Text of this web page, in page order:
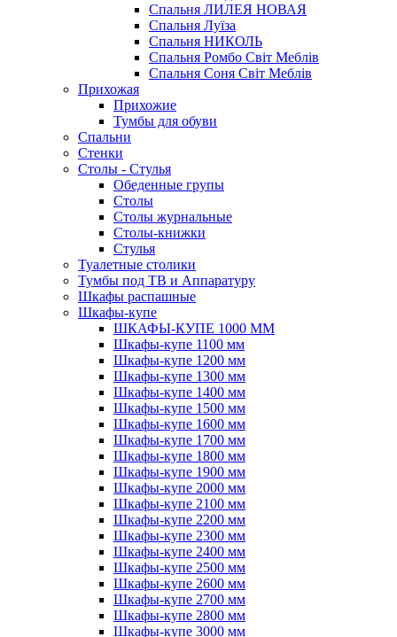
Спальня ЛИЛЕЯ НОВАЯ
Спальня Луїза
Спальня НИКОЛЬ
Спальня Ромбо Світ Меблів
Спальня Соня Світ Меблів
Прихожая
Прихожие
Тумбы для обуви
Спальни
Стенки
Столы - Стулья
Обеденные групы
Столы
Столы журнальные
Столы-книжки
Стулья
Туалетные столики
Тумбы под ТВ и Аппаратуру
Шкафы распашные
Шкафы-купе
ШКАФЫ-КУПЕ 1000 ММ
Шкафы-купе 1100 мм
Шкафы-купе 1200 мм
Шкафы-купе 1300 мм
Шкафы-купе 1400 мм
Шкафы-купе 1500 мм
Шкафы-купе 1600 мм
Шкафы-купе 1700 мм
Шкафы-купе 1800 мм
Шкафы-купе 1900 мм
Шкафы-купе 2000 мм
Шкафы-купе 2100 мм
Шкафы-купе 2200 мм
Шкафы-купе 2300 мм
Шкафы-купе 2400 мм
Шкафы-купе 2500 мм
Шкафы-купе 2600 мм
Шкафы-купе 2700 мм
Шкафы-купе 2800 мм
Шкафы-купе 3000 мм